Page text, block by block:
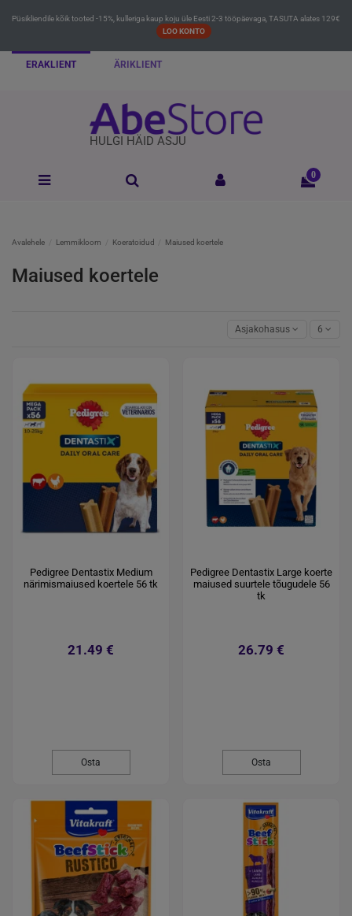
Püsikliendile kõik tooted -15%, kulleriga kaup koju üle Eesti 2-3 tööpäevaga, TASUTA alates 129€
LOO KONTO
ERAKLIENT ÄRIKLIENT
HULGI HÄID ASJU
0
Avalehele Lemmikloom Koeratoidud Maiused koertele
Maiused koertele
Asjakohasus 6
Pedigree Dentastix Medium
närimismaiused koertele 56 tk
21.49 €
Osta
Pedigree Dentastix Large koerte
maiused suurtele tõugudele 56
tk
26.79 €
Osta